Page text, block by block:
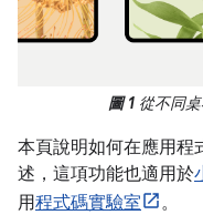
圖 1 從不同
本頁說明如何在應用程
述，這項功能也適用於
用程式碼實驗室 。